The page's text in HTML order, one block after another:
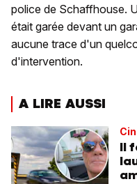
police de Schaffhouse.
était garée devant un
aucune trace d'un
d'intervention.
A LIRE AUSSI
Il